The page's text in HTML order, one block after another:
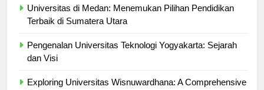
Universitas di Medan: Menemukan Pilihan Pendidikan
Pengenalan Universitas Teknologi Yogyakarta: Sejarah